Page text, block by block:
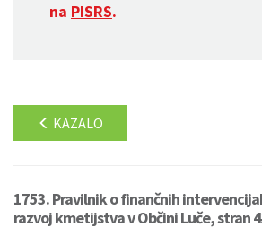
na PISRS.
KAZALO
1753. Pravilnik o finančnih
razvoj kmetijstva v Občini Luče, stran